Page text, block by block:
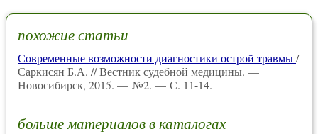
похожие статьи
Современные возможности диагностики острой травмы/
Саркисян Б.А. // Вестник судебной медицины. —
Новосибирск, 2015. — №2. — С. 11-14.
больше материалов в каталогах